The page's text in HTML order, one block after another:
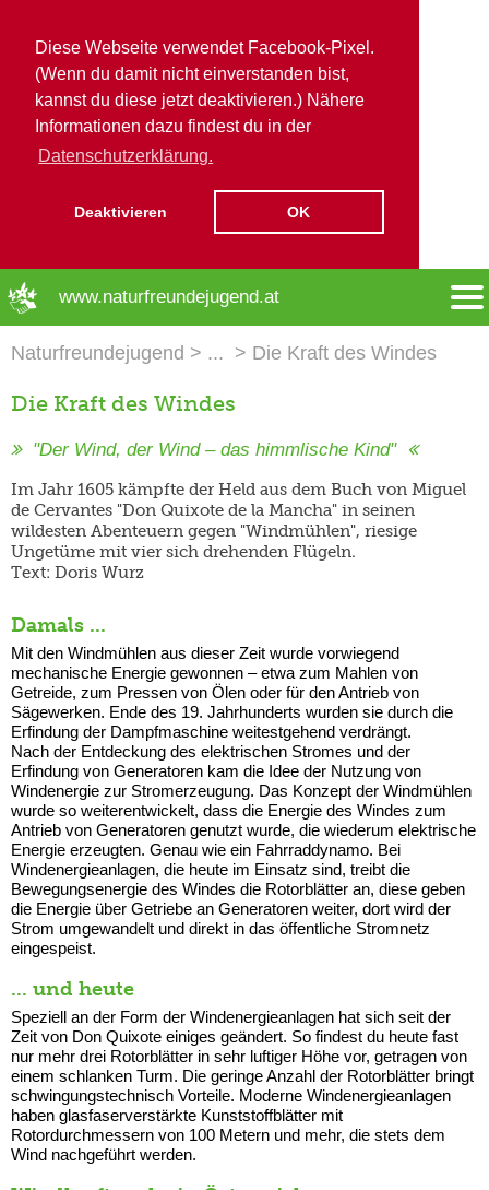
Diese Webseite verwendet Facebook-Pixel.
(Wenn du damit nicht einverstanden bist,
kannst du diese jetzt deaktivieren.) Nähere
Informationen dazu findest du in der
Datenschutzerklärung.
Deaktivieren OK
www.naturfreundejugend.at
Naturfreundejugend Die Kraft des Windes
Die Kraft des Windes
"Der Wind, der Wind – das himmlische Kind"
Im Jahr 1605 kämpfte der Held aus dem Buch von Miguel
de Cervantes "Don Quixote de la Mancha" in seinen
wildesten Abenteuern gegen "Windmühlen", riesige
Ungetüme mit vier sich drehenden Flügeln.
Text: Doris Wurz
Damals ...
Mit den Windmühlen aus dieser Zeit wurde vorwiegend
mechanische Energie gewonnen – etwa zum Mahlen von
Getreide, zum Pressen von Ölen oder für den Antrieb von
Sägewerken. Ende des 19. Jahrhunderts wurden sie durch die
Erfindung der Dampfmaschine weitestgehend verdrängt.
Nach der Entdeckung des elektrischen Stromes und der
Erfindung von Generatoren kam die Idee der Nutzung von
Windenergie zur Stromerzeugung. Das Konzept der Windmühlen
wurde so weiterentwickelt, dass die Energie des Windes zum
Antrieb von Generatoren genutzt wurde, die wiederum elektrische
Energie erzeugten. Genau wie ein Fahrraddynamo. Bei
Windenergieanlagen, die heute im Einsatz sind, treibt die
Bewegungsenergie des Windes die Rotorblätter an, diese geben
die Energie über Getriebe an Generatoren weiter, dort wird der
Strom umgewandelt und direkt in das öffentliche Stromnetz
eingespeist.
... und heute
Speziell an der Form der Windenergieanlagen hat sich seit der
Zeit von Don Quixote einiges geändert. So findest du heute fast
nur mehr drei Rotorblätter in sehr luftiger Höhe vor, getragen von
einem schlanken Turm. Die geringe Anzahl der Rotorblätter bringt
schwingungstechnisch Vorteile. Moderne Wind­energieanlagen
haben glasfaserverstärkte Kunststoffblätter mit
Rotordurchmessern von 100 Metern und mehr, die stets dem
Wind nachgeführt werden.